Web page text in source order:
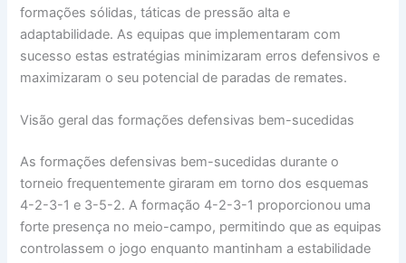
formações sólidas, táticas de pressão alta e
adaptabilidade. As equipas que implementaram com
sucesso estas estratégias minimizaram erros defensivos e
maximizaram o seu potencial de paradas de remates.
Visão geral das formações defensivas bem-sucedidas
As formações defensivas bem-sucedidas durante o
torneio frequentemente giraram em torno dos esquemas
4-2-3-1 e 3-5-2. A formação 4-2-3-1 proporcionou uma
forte presença no meio-campo, permitindo que as equipas
controlassem o jogo enquanto mantinham a estabilidade